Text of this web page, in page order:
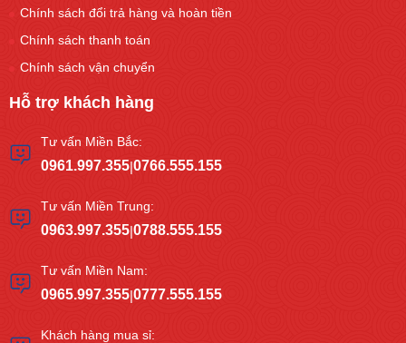
Chính sách đổi trả hàng và hoàn tiền
Chính sách thanh toán
Chính sách vận chuyển
Hỗ trợ khách hàng
Tư vấn Miền Bắc:
0961.997.355|0766.555.155
Tư vấn Miền Trung:
0963.997.355|0788.555.155
Tư vấn Miền Nam:
0965.997.355|0777.555.155
Khách hàng mua sỉ: